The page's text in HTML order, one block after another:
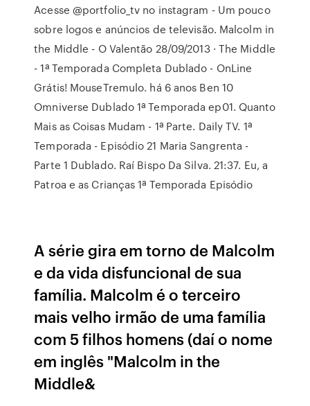
Acesse @portfolio_tv no instagram - Um pouco
sobre logos e anúncios de televisão. Malcolm in
the Middle - O Valentão 28/09/2013 · The Middle
- 1ª Temporada Completa Dublado - OnLine
Grátis! MouseTremulo. há 6 anos Ben 10
Omniverse Dublado 1ª Temporada ep01. Quanto
Mais as Coisas Mudam - 1ª Parte. Daily TV. 1ª
Temporada - Episódio 21 Maria Sangrenta -
Parte 1 Dublado. Raí Bispo Da Silva. 21:37. Eu, a
Patroa e as Crianças 1ª Temporada Episódio
A série gira em torno de Malcolm
e da vida disfuncional de sua
família. Malcolm é o terceiro
mais velho irmão de uma família
com 5 filhos homens (daí o nome
em inglês "Malcolm in the
Middle&